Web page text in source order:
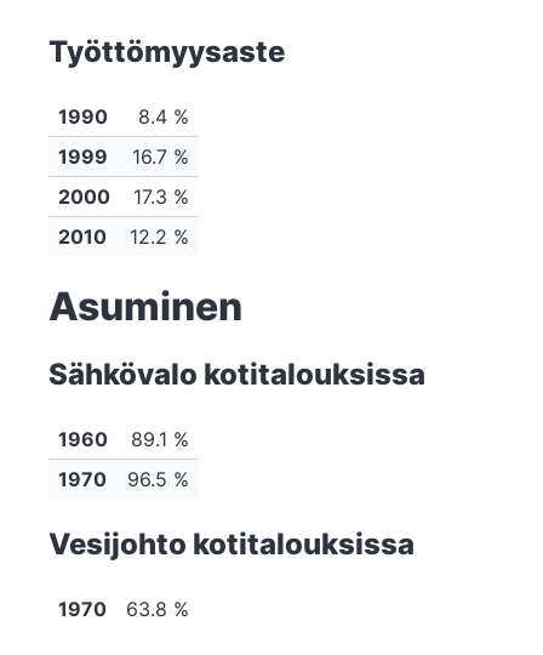
Työttömyysaste
1990
8.4 %
1999
16.7 %
2000
17.3 %
2010
12.2 %
Asuminen
Sähkövalo kotitalouksissa
1960
89.1 %
1970
96.5 %
Vesijohto kotitalouksissa
1970 63.8 %